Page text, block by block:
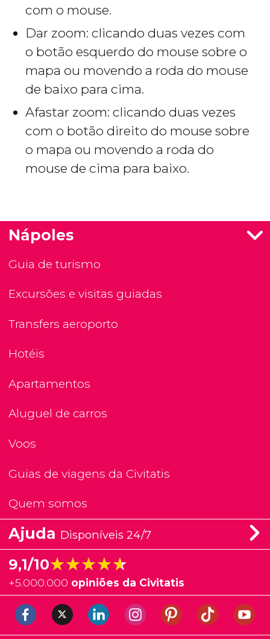
com o mouse.
Dar zoom: clicando duas vezes com
o botão esquerdo do mouse sobre o
mapa ou movendo a roda do mouse
de baixo para cima.
Afastar zoom: clicando duas vezes
com o botão direito do mouse sobre
o mapa ou movendo a roda do
mouse de cima para baixo.
Nápoles
Guia de turismo
Excursões e visitas guiadas
Transfers aeroporto
Hotéis
Apartamentos
Aluguel de carros
Voos
Guias de viagens da Civitatis
Quem somos
Ajuda Disponíveis 24/7
9,1/10★★★★★
★★★★★
+5.000.000 opiniões da Civitatis